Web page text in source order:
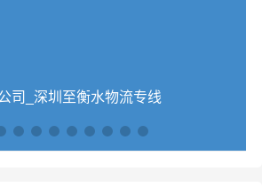
司_深圳至衡水物流专线